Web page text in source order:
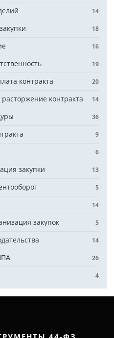
14
18
16
19
контракта 20
контракта 14
36
9
6
закупки 13
5
14
закупок 5
14
26
4